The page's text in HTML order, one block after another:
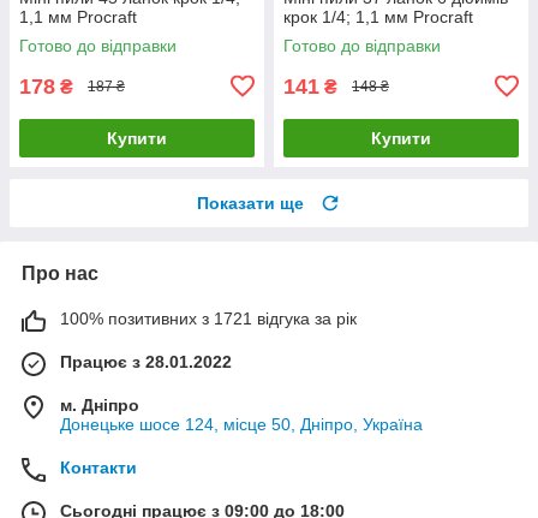
1,1 мм Procraft
Готово до відправки
178 ₴ 187 ₴
Купити
крок 1/4; 1,1 мм Procraft
Готово до відправки
141 ₴ 148 ₴
Купити
Показати ще
Про нас
100% позитивних з 1721 відгука за рік
Працює з 28.01.2022
м. Дніпро
Донецьке шосе 124, місце 50, Дніпро, Україна
Контакти
Сьогодні працює з 09:00 до 18:00